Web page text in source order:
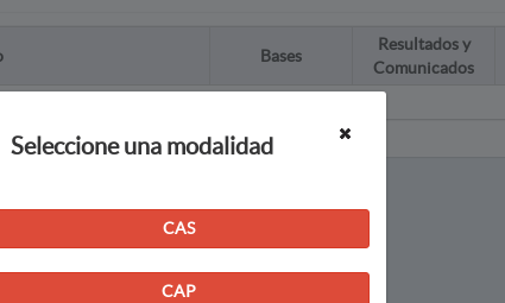
Bases
Resultados y
Comunicados
Seleccione una modalidad
CAS
CAP